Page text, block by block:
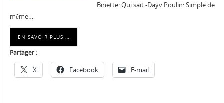
Binette: Qui sait -Dayv Poulin: Simple de
même…
EN SAVOIR PLUS …
Partager :
X Facebook E-mail